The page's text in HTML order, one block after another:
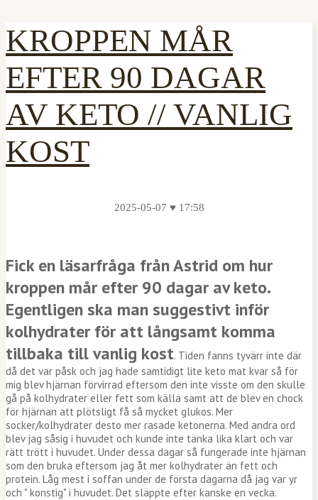
KROPPEN MÅR
EFTER 90 DAGAR
AV KETO // VANLIG
KOST
2025-05-07 ♥ 17:58
Fick en läsarfråga från Astrid om hur
kroppen mår efter 90 dagar av keto.
Egentligen ska man suggestivt inför
kolhydrater för att långsamt komma
tillbaka till vanlig kost. Tiden fanns tyvärr inte där
då det var påsk och jag hade samtidigt lite keto mat kvar så för
mig blev hjärnan förvirrad eftersom den inte visste om den skulle
gå på kolhydrater eller fett som källa samt att de blev en chock
för hjärnan att plötsligt få så mycket glukos. Mer
socker/kolhydrater desto mer rasade ketonerna. Med andra ord
blev jag såsig i huvudet och kunde inte tänka lika klart och var
rätt trött i huvudet. Under dessa dagar så fungerade inte hjärnan
som den bruka eftersom jag åt mer kolhydrater än fett och
protein. Låg mest i soffan under de första dagarna då jag var yr
och " konstig" i huvudet. Det släppte efter kanske en vecka.